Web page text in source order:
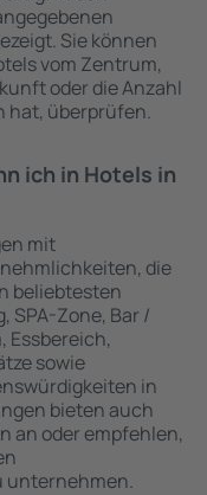
Sie können
vom Zentrum,
oder die Anzahl
hat, überprüfen.
ich in Hotels in
mit
die
beliebtesten
SPA-Zone, Bar /
Essbereich,
sowie
in
bieten auch
an oder empfehlen,
unternehmen.